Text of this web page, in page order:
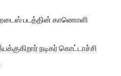
பாரடைஸ் படத்தின் காணொளி
நடிகர் கொட்டாச்சி